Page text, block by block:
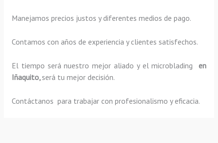
Manejamos precios justos y diferentes medios de pago.
Contamos con años de experiencia y clientes satisfechos.
El tiempo será nuestro mejor aliado y elmicroblading en
Iñaquito, será tu mejor decisión.
Contáctanos para trabajar con profesionalismo y eficacia.